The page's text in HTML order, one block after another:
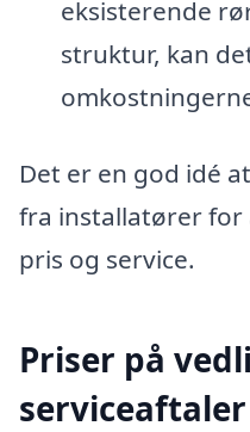
eksisterende
struktur, kan
Det er en god idé
fra installatører for
pris og service.
Priser på
serviceaftaler